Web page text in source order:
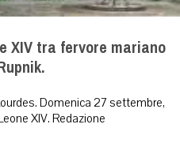
XIV tra fervore mariano
Domenica 27 settembre,
XIV. Redazione